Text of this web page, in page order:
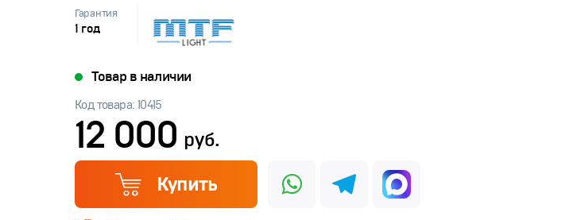
Гарантия
1 год
Товар в наличии
Код товара: 10415
12 000 руб.
Купить